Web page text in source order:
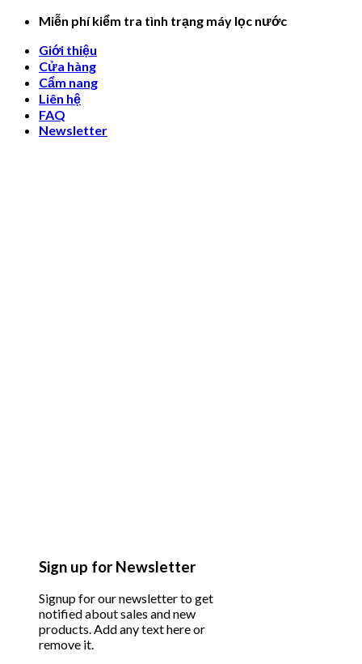
Skip
content
Miễn phí kiểm tra tình trạng máy lọc nước
Giới thiệu
Cửa hàng
Cẩm nang
Liên hệ
FAQ
Newsletter
Sign up for Newsletter
Signup for our newsletter to get
notified about sales and new
products. Add any text here or
remove it.